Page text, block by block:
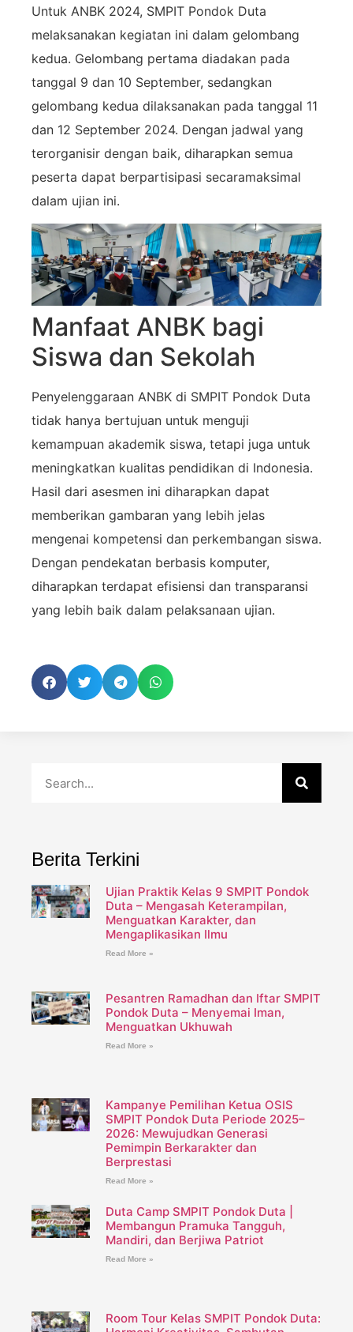
Untuk ANBK 2024, SMPIT Pondok Duta
melaksanakan kegiatan ini dalam gelombang
kedua. Gelombang pertama diadakan pada
tanggal 9 dan 10 September, sedangkan
gelombang kedua dilaksanakan pada tanggal 11
dan 12 September 2024. Dengan jadwal yang
terorganisir dengan baik, diharapkan semua
peserta dapat berpartisipasi secaramaksimal
dalam ujian ini.
Manfaat ANBK bagi
Siswa dan Sekolah
Penyelenggaraan ANBK di SMPIT Pondok Duta
tidak hanya bertujuan untuk menguji
kemampuan akademik siswa, tetapi juga untuk
meningkatkan kualitas pendidikan di Indonesia.
Hasil dari asesmen ini diharapkan dapat
memberikan gambaran yang lebih jelas
mengenai kompetensi dan perkembangan siswa.
Dengan pendekatan berbasis komputer,
diharapkan terdapat efisiensi dan transparansi
yang lebih baik dalam pelaksanaan ujian.
Berita Terkini
Ujian Praktik Kelas 9 SMPIT Pondok
Duta – Mengasah Keterampilan,
Menguatkan Karakter, dan
Mengaplikasikan Ilmu
Read More »
Pesantren Ramadhan dan Iftar SMPIT
Pondok Duta – Menyemai Iman,
Menguatkan Ukhuwah
Read More »
Kampanye Pemilihan Ketua OSIS
SMPIT Pondok Duta Periode 2025–
2026: Mewujudkan Generasi
Pemimpin Berkarakter dan
Berprestasi
Read More »
Duta Camp SMPIT Pondok Duta |
Membangun Pramuka Tangguh,
Mandiri, dan Berjiwa Patriot
Read More »
Room Tour Kelas SMPIT Pondok Duta: